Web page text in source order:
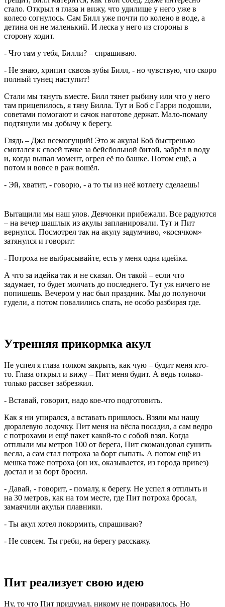
стало. Открыл я глаза и вижу, что удилище у него уже в
колесо согнулось. Сам Билл уже почти по колено в воде, а
детина он не маленький. И леска у него из стороны в
сторону ходит.
- Что там у тебя, Билли? – спрашиваю.
- Не знаю, хрипит сквозь зубы Билл, - но чувствую, что скоро
полный тунец наступит!
Стали мы тянуть вместе. Билл тянет рыбину или что у него
там прицепилось, я тяну Билла. Тут и Боб с Гарри подошли,
советами помогают и сачок наготове держат. Мало-помалу
подтянули мы добычу к берегу.
Глядь – Джа всемогущий! Это ж акула! Боб быстренько
смотался к своей тачке за бейсбольной битой, забрёл в воду
и, когда выпал момент, огрел её по башке. Потом ещё, а
потом и вовсе в раж вошёл.
- Эй, хватит, - говорю, - а то ты из неё котлету сделаешь!
Вытащили мы наш улов. Девчонки прибежали. Все радуются
– на вечер шашлык из акулы запланировали. Тут и Пит
вернулся. Посмотрел так на акулу задумчиво, «косячком»
затянулся и говорит:
- Потроха не выбрасывайте, есть у меня одна идейка.
А что за идейка так и не сказал. Он такой – если что
задумает, то будет молчать до последнего. Тут уж ничего не
попишешь. Вечером у нас был праздник. Мы до полуночи
гудели, а потом повалились спать, не особо разбирая где.
Утренняя прикормка акул
Не успел я глаза толком закрыть, как чую – будит меня кто-
то. Глаза открыл и вижу – Пит меня будит. А ведь только-
только рассвет забрезжил.
- Вставай, говорит, надо кое-что подготовить.
Как я ни упирался, а вставать пришлось. Взяли мы нашу
дюралевую лодочку. Пит меня на вёсла посадил, а сам ведро
с потрохами и ещё пакет какой-то с собой взял. Когда
отплыли мы метров 100 от берега, Пит скомандовал сушить
весла, а сам стал потроха за борт сыпать. А потом ещё из
мешка тоже потроха (он их, оказывается, из города привез)
достал и за борт бросил.
- Давай, - говорит, - помалу, к берегу. Не успел я отплыть и
на 30 метров, как на том месте, где Пит потроха бросал,
замаячили акульи плавники.
- Ты акул хотел покормить, спрашиваю?
- Не совсем. Ты греби, на берегу расскажу.
Пит реализует свою идею
Ну, то что Пит придумал, никому не понравилось. Но